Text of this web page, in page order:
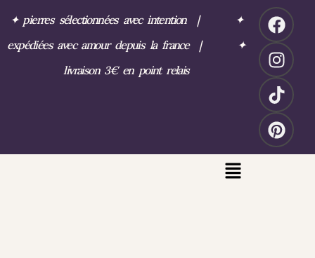
✦ pierres sélectionnées avec intention |
✦
expédiées avec amour depuis la france |
✦
livraison 3€ en point relais